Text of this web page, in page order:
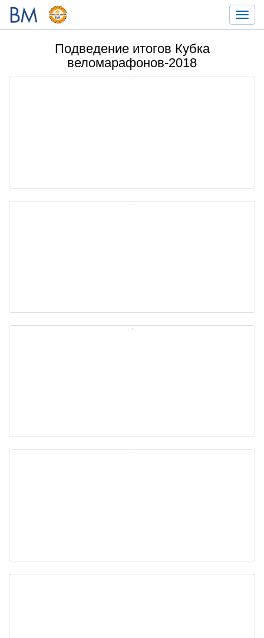
Подведение итогов Кубка
веломарафонов-2018